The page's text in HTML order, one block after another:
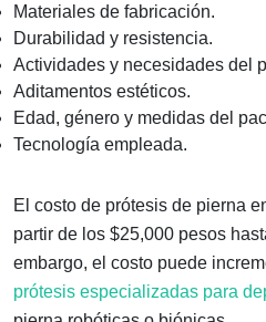
Materiales de fabricación.
Durabilidad y resistencia.
Actividades y necesidades del
Aditamentos estéticos.
Edad, género y medidas del
Tecnología empleada.
El costo de prótesis de pierna
partir de los $25,000 pesos
embargo, el costo puede
prótesis especializadas para